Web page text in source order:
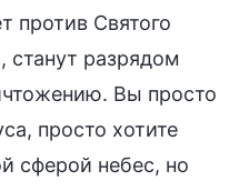
против Святого
станут разрядом
Вы просто
просто хотите
сферой небес, но